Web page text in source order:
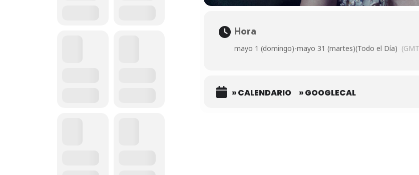
Hora
mayo 1 (domingo)-mayo 31 (martes)(Todo el Día)
» CALENDARIO » GOOGLECAL